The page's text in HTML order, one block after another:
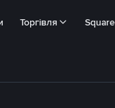
Торгівля Square